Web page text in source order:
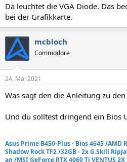
Da leuchtet die VGA Diode. Das
bei der Grafikkarte.
mcbloch
Commodore
24. Mai 2021
Was sagt den die Anleitung zu den
Und du solltest dringend ein Bios
Asus Prime B450-Plus - Bios 4645 /AMD
Shadow Rock TF2/32GB - 2x G.Skill
an /MSI GeForce RTX 4060 Ti VENTUS